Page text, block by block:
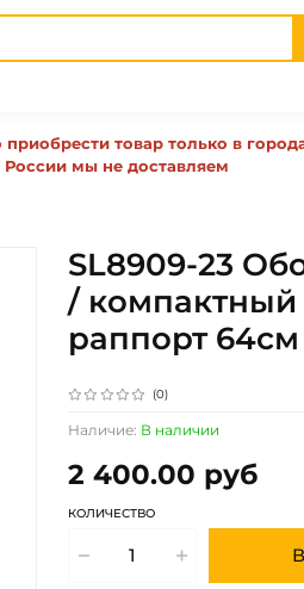
товар только в
мы не доставляем
(0)
Наличие: В наличии
SL8909-23
/
раппорт 64см
2 400.00 руб
КОЛИЧЕСТВО